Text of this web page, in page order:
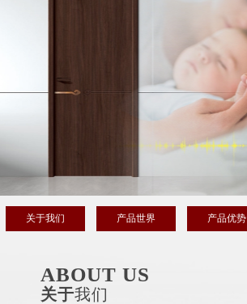
关于我们 产品世界 产品优势
ABOUT US
关于我们